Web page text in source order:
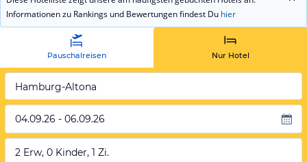
Informationen zu Rankings und Bewertungen findest Du hier
Pauschalreisen Nur Hotel
Hamburg-Altona
04.09.26 - 06.09.26
2 Erw, 0 Kinder, 1 Zi.